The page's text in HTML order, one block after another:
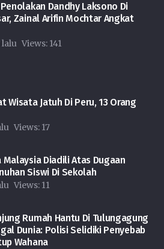
Dandhy Laksono Di
Zainal Arifin Mochtar Angkat
lalu Views: 141
Wisata Jatuh Di Peru, 13 Orang
Views: 17
Malaysia Diadili Atas Dugaan
Siswi Di Sekolah
Views: 11
Rumah Hantu Di Tulungagung
Dunia: Polisi Selidiki Penyebab
Wahana